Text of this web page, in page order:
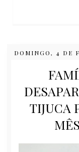
DOMINGO, 4 DE
TIJUCA